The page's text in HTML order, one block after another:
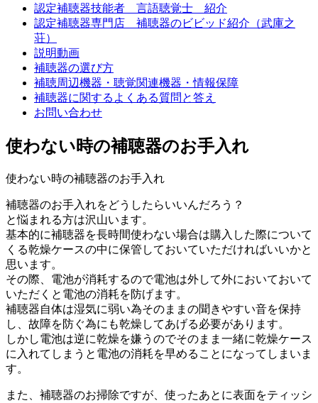
認定補聴器技能者 言語聴覚士 紹介
認定補聴器専門店 補聴器のビビッド紹介（武庫之
荘）
説明動画
補聴器の選び方
補聴周辺機器・聴覚関連機器・情報保障
補聴器に関するよくある質問と答え
お問い合わせ
使わない時の補聴器のお手入れ
使わない時の補聴器のお手入れ
補聴器のお手入れをどうしたらいいんだろう？
と悩まれる方は沢山います。
基本的に補聴器を長時間使わない場合は購入した際について
くる乾燥ケースの中に保管しておいていただければいいかと
思います。
その際、電池が消耗するので電池は外して外においておいて
いただくと電池の消耗を防げます。
補聴器自体は湿気に弱い為そのままの聞きやすい音を保持
し、故障を防ぐ為にも乾燥してあげる必要があります。
しかし電池は逆に乾燥を嫌うのでそのまま一緒に乾燥ケース
に入れてしまうと電池の消耗を早めることになってしまいま
す。
また、補聴器のお掃除ですが、使ったあとに表面をティッシ